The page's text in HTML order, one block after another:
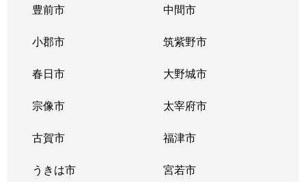
豊前市 中間市
小郡市 筑紫野市
春日市 大野城市
宗像市 太宰府市
古賀市 福津市
うきは市 宮若市